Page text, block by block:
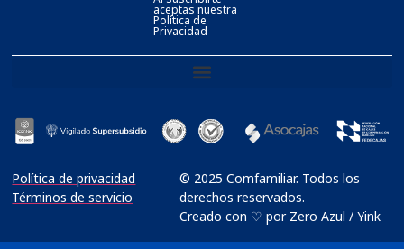
aceptas nuestra
Política de
Privacidad
Política de privacidad
Términos de servicio
© 2025 Comfamiliar. Todos los
derechos reservados.
Creado con ♡ por Zero Azul / Yink